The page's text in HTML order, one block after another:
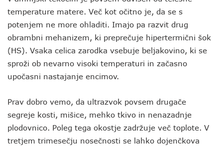
temperature matere. Več kot očitno je, da se s
potenjem ne more ohladiti. Imajo pa razvit drug
obrambni mehanizem, ki preprečuje hipertermični šok
(HS). Vsaka celica zarodka vsebuje beljakovino, ki se
sproži ob nevarno visoki temperaturi in začasno
upočasni nastajanje encimov.
Prav dobro vemo, da ultrazvok povsem drugače
segreje kosti, mišice, mehko tkivo in nenazadnje
plodovnico. Poleg tega okostje zadržuje več toplote. V
tretjem trimesečju nosečnosti se lahko dojenčkova